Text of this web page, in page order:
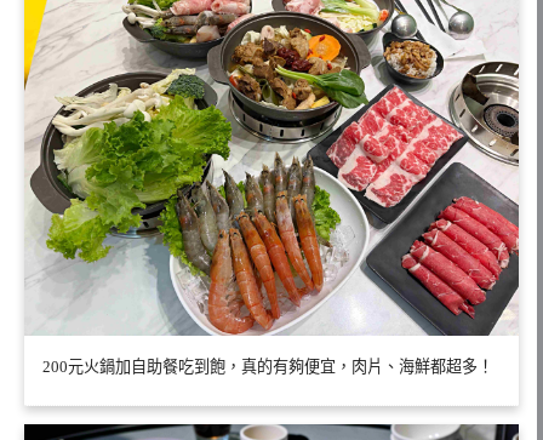
200元火鍋加自助餐吃到飽，真的有夠便宜，肉片、海鮮都超多！